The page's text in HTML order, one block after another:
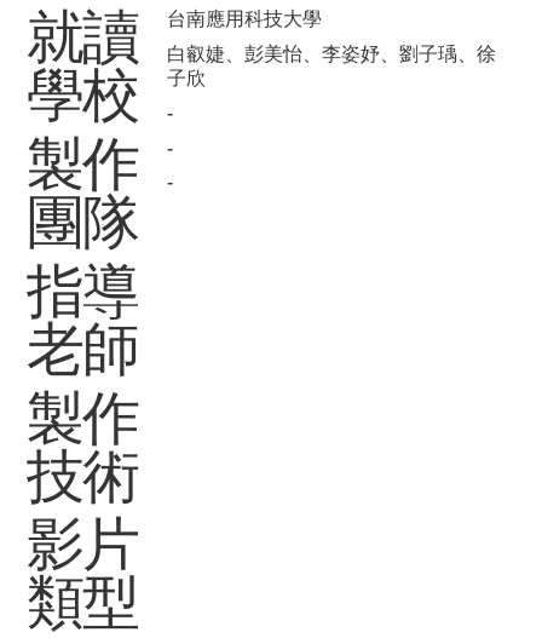
​就讀
學校
製作
團隊
指導
老師
製作
技術
影片
類型
台南應用科技大學
白叡婕、彭美怡、李姿妤、劉子瑀、徐
子欣
-
-
-